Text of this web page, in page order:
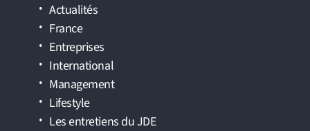
Actualités
France
Entreprises
International
Management
Lifestyle
Les entretiens du JDE